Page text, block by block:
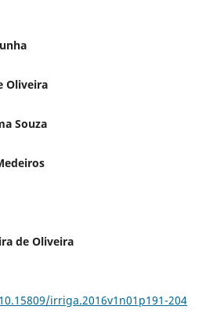
Oliveira
Souza
de Oliveira
irriga.2016v1n01p191-204